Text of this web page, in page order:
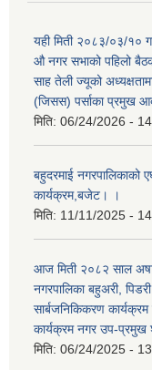
यही मिती २०८३/०३/१०
औ नगर सभाको पहिलो
साह तेली ज्यूको
(जिसस) पर्साका प्रमुख
मिति: 06/24/2026 -
बहुदरमाई
कार्यक्रम,बजेट। ।
मिति: 11/11/2025 -
आज मिती २०८२ साल
नगरपालिका बहुअरी,
सार्बजनिकिकरण
कार्यक्रम नगर उप-प्रमुख
मिति: 06/24/2025 -